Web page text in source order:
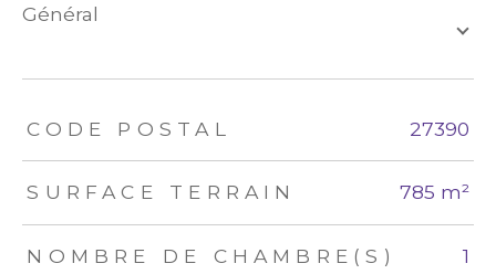
général
TRAD_ZEPHYR_Caracteristique TRAD_ZEPHYR_Valeurs
CODE POSTAL 27390
SURFACE TERRAIN 785 m²
NOMBRE DE CHAMBRE(S) 1